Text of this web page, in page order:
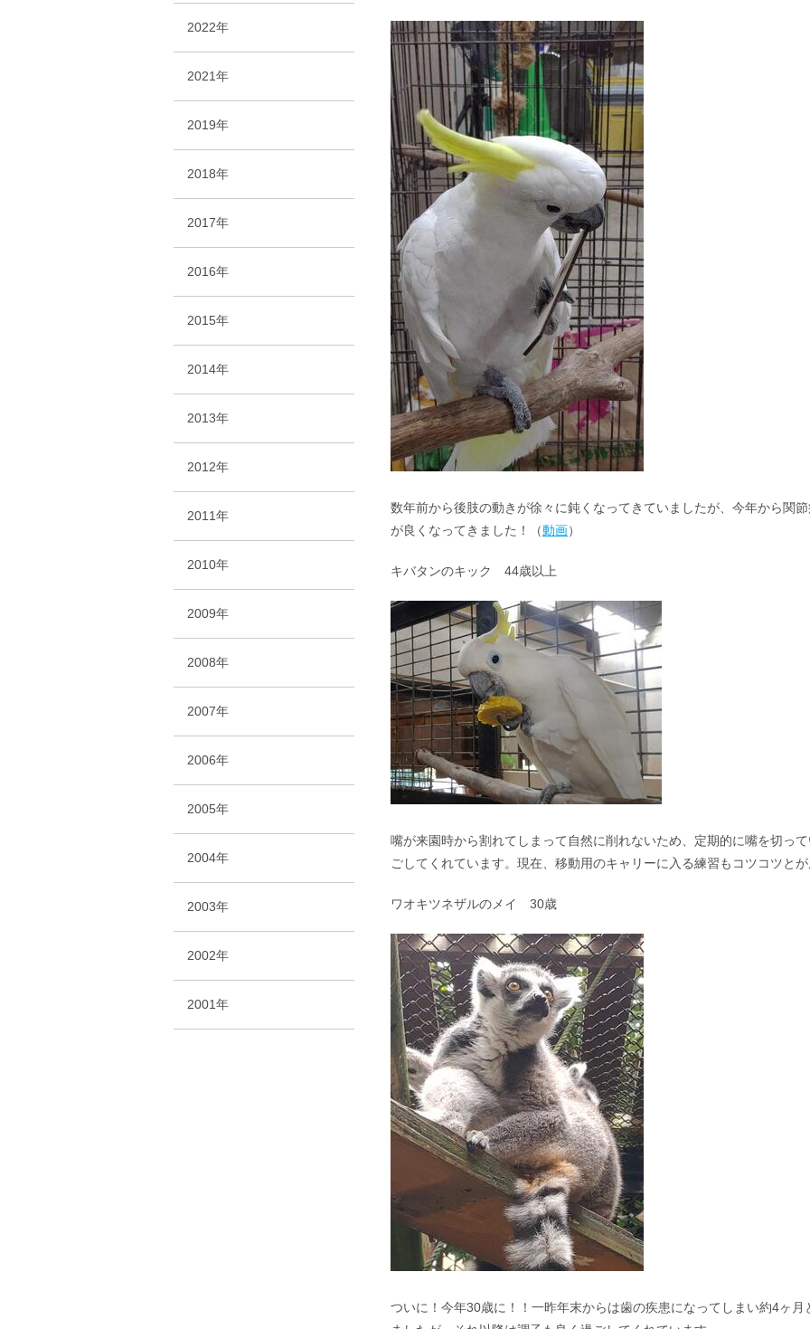
数年前から後肢の動きが徐々に鈍くなってきていましたが、今年から関
が良くなってきました！（動画）
キバタンのキック 44歳以上
嘴が来園時から割れてしまって自然に削れないため、定期的に嘴を切っ
ごしてくれています。現在、移動用のキャリーに入る練習もコツコツとが
ワオキツネザルのメイ 30歳
ついに！今年30歳に！！一昨年末からは歯の疾患になってしまい約4ヶ
2022年
2021年
2019年
2018年
2017年
2016年
2015年
2014年
2013年
2012年
2011年
2010年
2009年
2008年
2007年
2006年
2005年
2004年
2003年
2002年
2001年